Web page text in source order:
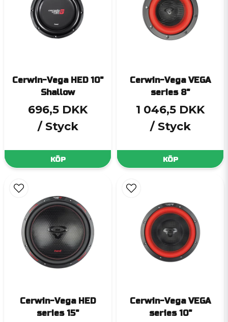
Cerwin-Vega HED 10"
Shallow
696,5 DKK
/ Styck
KÖP
Cerwin-Vega VEGA
series 8"
1 046,5 DKK
/ Styck
KÖP
Cerwin-Vega HED
series 15"
Cerwin-Vega VEGA
series 10"